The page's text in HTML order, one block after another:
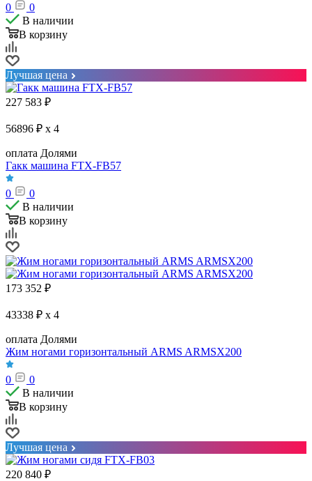
0
0
В наличии
В корзину
Лучшая цена
227 583 ₽
56896 ₽ x 4
оплата Долями
Гакк машина FTX-FB57
0
0
В наличии
В корзину
173 352 ₽
43338 ₽ x 4
оплата Долями
Жим ногами горизонтальный ARMS ARMSX200
0
0
В наличии
В корзину
Лучшая цена
220 840 ₽